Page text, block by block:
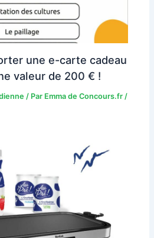
une e-carte cadeau
valeur de 200 € !
/ Par Emma de Concours.fr /